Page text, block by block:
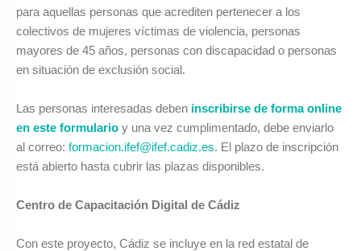
para aquellas personas que acrediten pertenecer a los
colectivos de mujeres víctimas de violencia, personas
mayores de 45 años, personas con discapacidad o personas
en situación de exclusión social.
Las personas interesadas deben inscribirse de forma online
en este formulario y una vez cumplimentado, debe enviarlo
al correo: formacion.ifef@ifef.cadiz.es. El plazo de inscripción
está abierto hasta cubrir las plazas disponibles.
Centro de Capacitación Digital de Cádiz
Con este proyecto, Cádiz se incluye en la red estatal de